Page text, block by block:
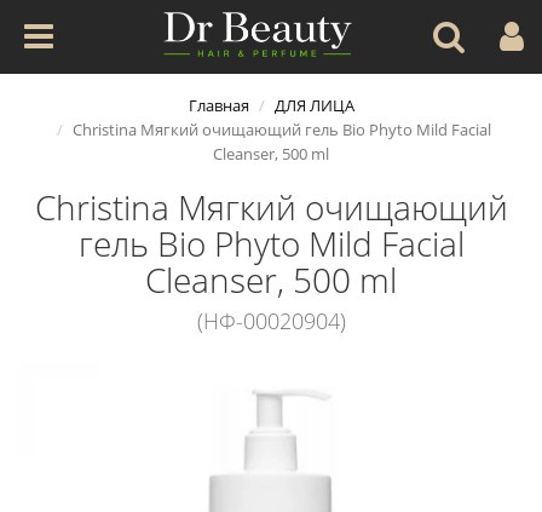
Главная
ДЛЯ ЛИЦА
Christina Мягкий очищающий гель Bio Phyto Mild Facial
Cleanser, 500 ml
Christina Мягкий очищающий
гель Bio Phyto Mild Facial
Cleanser, 500 ml
(НФ-00020904)